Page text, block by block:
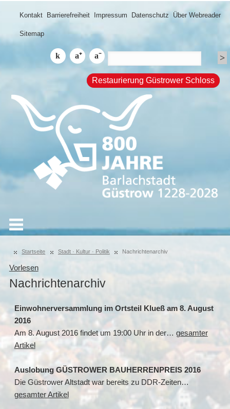
Kontakt Barrierefreiheit Impressum Datenschutz Über Webreader
Sitemap
Restaurierung Güstrower Schloss
Startseite Stadt · Kultur · Politik Nachrichtenarchiv
Vorlesen
Nachrichtenarchiv
Einwohnerversammlung im Ortsteil Klueß am 8. August
2016
Am 8. August 2016 findet um 19:00 Uhr in der… gesamter
Artikel
Auslobung GÜSTROWER BAUHERRENPREIS 2016
Die Güstrower Altstadt war bereits zu DDR-Zeiten…
gesamter Artikel